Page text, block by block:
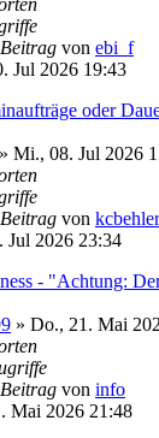
von ebi_f
Jul 2026 19:43
oder
Mi., 08. Jul 2026
von kcbehler
Jul 2026 23:34
- "Achtung:
» Do., 21. Mai
von info
Mai 2026 21:48